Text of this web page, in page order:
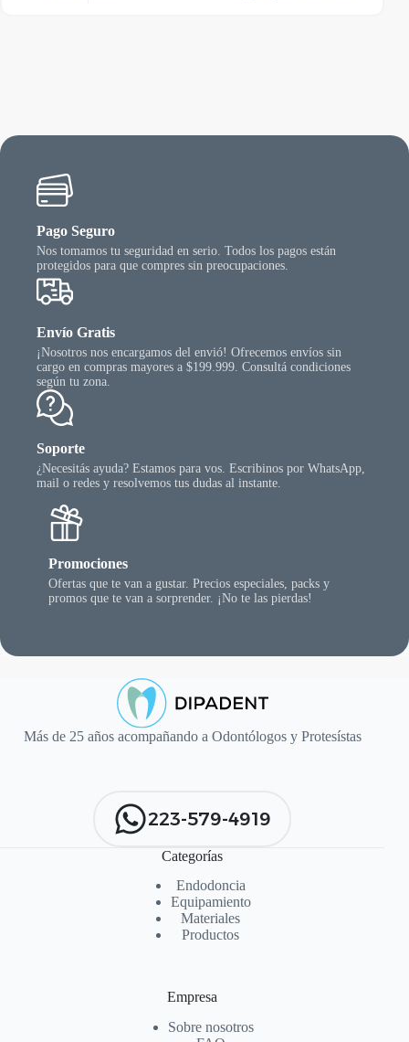
Pago Seguro
Nos tomamos tu seguridad en serio. Todos los pagos están
protegidos para que compres sin preocupaciones.
Envío Gratis
¡Nosotros nos encargamos del envió! Ofrecemos envíos sin
cargo en compras mayores a $199.999. Consultá condiciones
según tu zona.
Soporte
¿Necesitás ayuda? Estamos para vos. Escribinos por WhatsApp,
mail o redes y resolvemos tus dudas al instante.
Promociones
Ofertas que te van a gustar. Precios especiales, packs y
promos que te van a sorprender. ¡No te las pierdas!
Más de 25 años acompañando a Odontólogos y Protesístas
223-579-4919
Categorías
Endodoncia
Equipamiento
Materiales
Productos
Empresa
Sobre nosotros